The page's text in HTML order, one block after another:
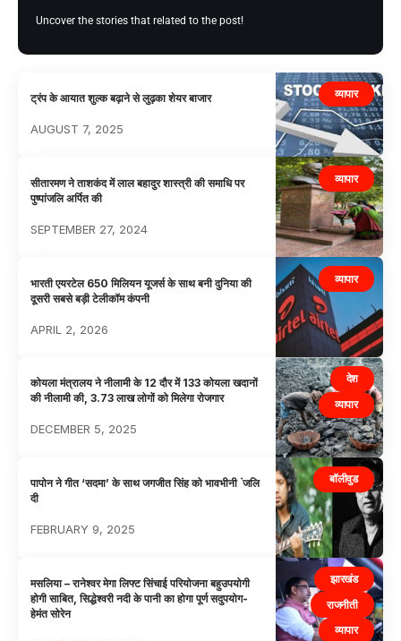
Uncover the stories that related to the post!
व्यापार
ट्रंप के आयात शुल्क बढ़ाने से लुढ़का शेयर बाजार
AUGUST 7, 2025
व्यापार
सीतारमण ने ताशकंद में लाल बहादुर शास्त्री की समाधि पर
पुष्पांजलि अर्पित की
SEPTEMBER 27, 2024
व्यापार
भारती एयरटेल 650 मिलियन यूजर्स के साथ बनी दुनिया की
दूसरी सबसे बड़ी टेलीकॉम कंपनी
APRIL 2, 2026
देश
व्यापार
कोयला मंत्रालय ने नीलामी के 12 दौर में 133 कोयला खदानों
की नीलामी की, 3.73 लाख लोगों को मिलेगा रोजगार
DECEMBER 5, 2025
बॉलीवुड
पापोन ने गीत ‘सदमा’ के साथ जगजीत सिंह को भावभीनी ंजलि
दी
FEBRUARY 9, 2025
झारखंड
राजनीती
व्यापार
मसलिया – रानेश्वर मेगा लिफ्ट सिंचाई परियोजना बहुउपयोगी
होगी साबित, सिद्धेश्वरी नदी के पानी का होगा पूर्ण सदुपयोग-
हेमंत सोरेन